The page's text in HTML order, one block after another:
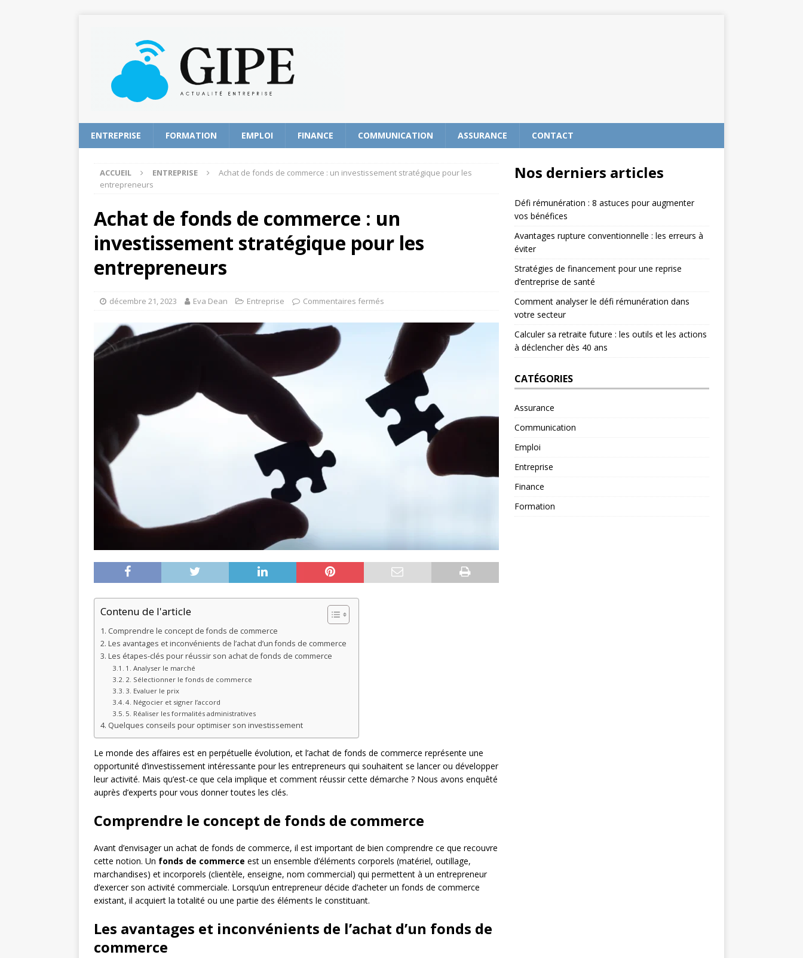
ENTREPRISE FORMATION EMPLOI FINANCE COMMUNICATION ASSURANCE CONTACT
ACCUEIL ENTREPRISE
Achat de fonds de commerce : un investissement stratégique pour les
entrepreneurs
Achat de fonds de commerce : un
investissement stratégique pour les
entrepreneurs
décembre 21, 2023 Eva Dean Entreprise Commentaires fermés
Contenu de l'article
Comprendre le concept de fonds de commerce
Les avantages et inconvénients de l’achat d’un fonds de commerce
Les étapes-clés pour réussir son achat de fonds de commerce
1. Analyser le marché
2. Sélectionner le fonds de commerce
3. Evaluer le prix
4. Négocier et signer l’accord
5. Réaliser les formalités administratives
Quelques conseils pour optimiser son investissement
Le monde des affaires est en perpétuelle évolution, et l’achat de fonds de commerce représente une
opportunité d’investissement intéressante pour les entrepreneurs qui souhaitent se lancer ou développer
leur activité. Mais qu’est-ce que cela implique et comment réussir cette démarche ? Nous avons enquêté
auprès d’experts pour vous donner toutes les clés.
Comprendre le concept de fonds de commerce
Avant d’envisager un achat de fonds de commerce, il est important de bien comprendre ce que recouvre
cette notion. Un fonds de commerce est un ensemble d’éléments corporels (matériel, outillage,
marchandises) et incorporels (clientèle, enseigne, nom commercial) qui permettent à un entrepreneur
d’exercer son activité commerciale. Lorsqu’un entrepreneur décide d’acheter un fonds de commerce
existant, il acquiert la totalité ou une partie des éléments le constituant.
Les avantages et inconvénients de l’achat d’un fonds de
commerce
Nos derniers articles
Défi rémunération : 8 astuces pour augmenter
vos bénéfices
Avantages rupture conventionnelle : les erreurs à
éviter
Stratégies de financement pour une reprise
d’entreprise de santé
Comment analyser le défi rémunération dans
votre secteur
Calculer sa retraite future : les outils et les actions
à déclencher dès 40 ans
CATÉGORIES
Assurance
Communication
Emploi
Entreprise
Finance
Formation